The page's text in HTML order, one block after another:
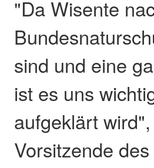
"Da Wisente
sind und eine
ist es uns
aufgeklärt
Vorsitzende